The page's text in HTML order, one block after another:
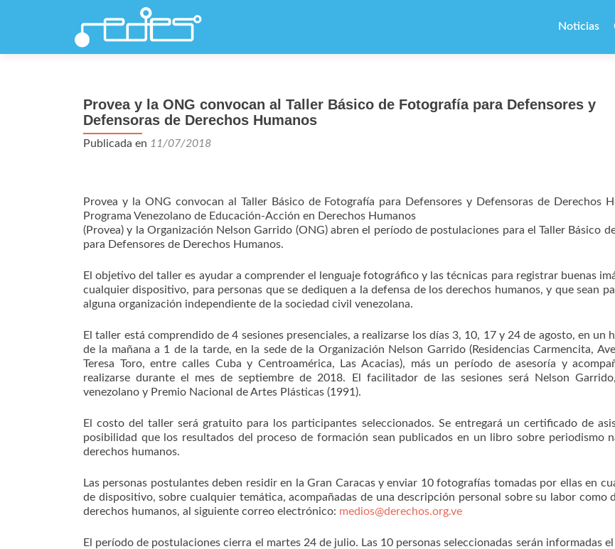
al
Noticias
Provea y la ONG convocan al Taller Básico de Fotografía para Defensores y
Defensoras de Derechos Humanos
Publicada en 11/07/2018
Provea y la ONG convocan al Taller Básico de Fotografía para Defensores y Defensoras de Derechos
Programa Venezolano de Educación-Acción en Derechos Humanos
(Provea) y la Organización Nelson Garrido (ONG) abren el período de postulaciones para el Taller Básico
para Defensores de Derechos Humanos.
El objetivo del taller es ayudar a comprender el lenguaje fotográfico y las técnicas para registrar buenas
cualquier dispositivo, para personas que se dediquen a la defensa de los derechos humanos, y que sean
alguna organización independiente de la sociedad civil venezolana.
El taller está comprendido de 4 sesiones presenciales, a realizarse los días 3, 10, 17 y 24 de agosto, en un
de la mañana a 1 de la tarde, en la sede de la Organización Nelson Garrido (Residencias Carmencita,
Teresa Toro, entre calles Cuba y Centroamérica, Las Acacias), más un período de asesoría y
realizarse durante el mes de septiembre de 2018. El facilitador de las sesiones será Nelson
venezolano y Premio Nacional de Artes Plásticas (1991).
El costo del taller será gratuito para los participantes seleccionados. Se entregará un certificado de
posibilidad que los resultados del proceso de formación sean publicados en un libro sobre periodismo
derechos humanos.
Las personas postulantes deben residir en la Gran Caracas y enviar 10 fotografías tomadas por ellas en
de dispositivo, sobre cualquier temática, acompañadas de una descripción personal sobre su labor como
derechos humanos, al siguiente correo electrónico: medios@derechos.org.ve
El período de postulaciones cierra el martes 24 de julio. Las 10 personas seleccionadas serán informadas